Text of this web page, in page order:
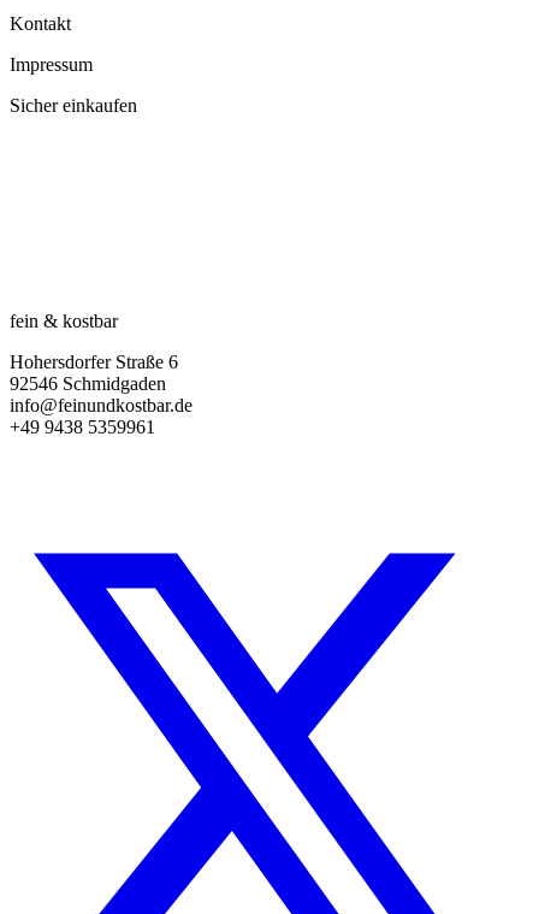
Kontakt
Impressum
Sicher einkaufen
fein & kostbar
Hohersdorfer Straße 6
92546 Schmidgaden
info@feinundkostbar.de
+49 9438 5359961